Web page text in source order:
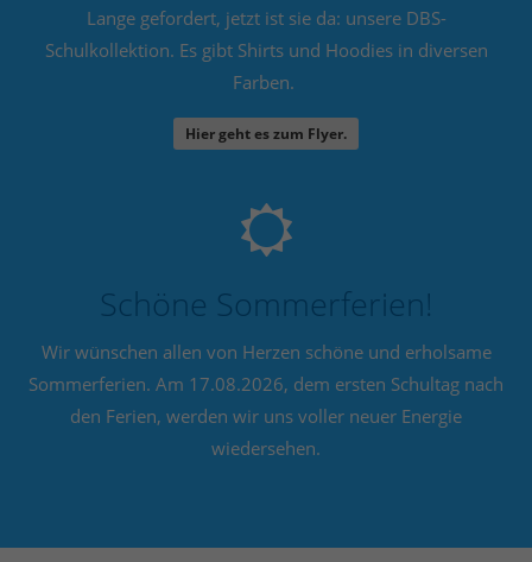
Support
Lorem ipsum dolor sit amet:
Mon - Fri 8:00am - 5:00pm (GMT +1)
Get in touch
Cybersteel Inc.
376-293 City Road, Suite 600
San Francisco, CA 94102
+44 1234 567 890
Lange gefordert, jetzt ist sie da: unsere DBS-
Schulkollektion. Es gibt Shirts und Hoodies in diversen
Farben.
Hier geht es zum Flyer.
Schöne Sommerferien!
Wir wünschen allen von Herzen schöne und erholsame
Sommerferien. Am 17.08.2026, dem ersten Schultag nach
den Ferien, werden wir uns voller neuer Energie
wiedersehen.